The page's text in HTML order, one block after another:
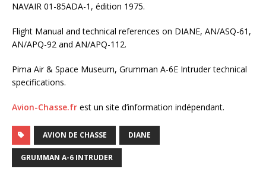
NAVAIR 01-85ADA-1, édition 1975.
Flight Manual and technical references on DIANE, AN/ASQ-61,
AN/APQ-92 and AN/APQ-112.
Pima Air & Space Museum, Grumman A-6E Intruder technical
specifications.
Avion-Chasse.fr est un site d’information indépendant.
AVION DE CHASSE DIANE
GRUMMAN A-6 INTRUDER